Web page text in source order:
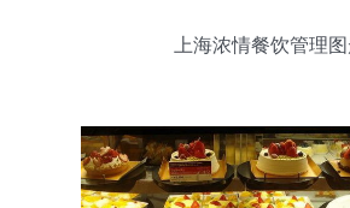
上海浓情餐饮管理